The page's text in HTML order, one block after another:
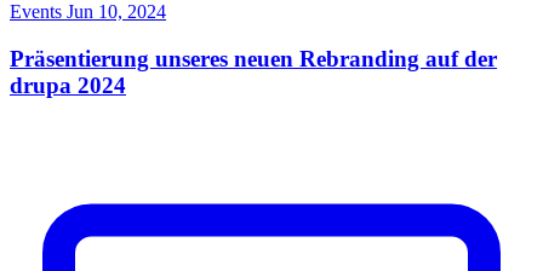
Events Jun 10, 2024
Präsentierung unseres neuen Rebranding auf der
drupa 2024